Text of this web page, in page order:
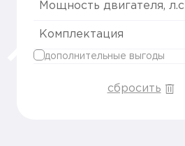
Мощность двигателя, л.с
Комплектация
дополнительные выгоды
сбросить